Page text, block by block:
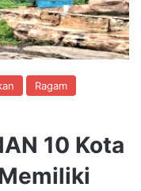
Ragam
10 Kota